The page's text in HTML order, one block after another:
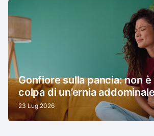
Gonfiore sulla pancia: non
colpa di un’ernia
23 Lug 2026